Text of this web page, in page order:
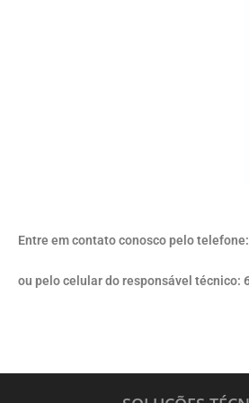
Entre em contato conosco pelo
ou pelo celular do responsável técnico: